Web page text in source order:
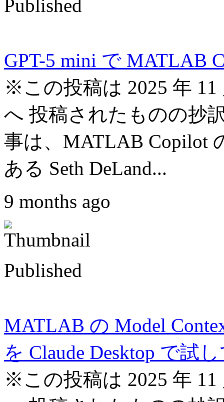
Published
GPT-5 mini で MATLAB
※この投稿は 2025 年 11
へ 投稿されたものの抄
事は、MATLAB Copilot
ある Seth DeLand...
9 months ago
Published
MATLAB の Model
を Claude Desktop で試
※この投稿は 2025 年 11